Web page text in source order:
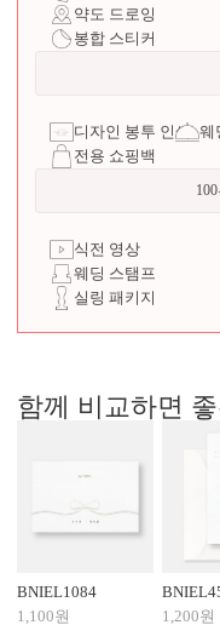
약도 드로잉
봉합 스티커
디자인 봉투 인쇄 웨
전용 쇼핑백
식전 영상
웨딩 스탬프
실링 패키지
함께 비교하면
BNIEL1084
1,100원
1,200원